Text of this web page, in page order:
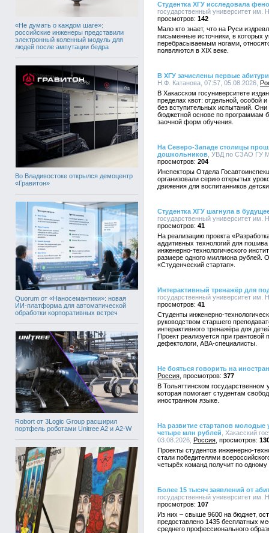
«Не думать о каждом шаге»:
российские инженеры представили
электронный коленный модуль для
людей после ампутации бедра
Во Владивостоке открылся демоцентр
«Гравитон»
Quorum от «Наносемантики»: новая
ИИ-платформа для автоматической
обработки корпоративных встреч
Robort от 3Logic Group расширил
портфель роботами Unitree A2 и A2-W
Студентка ХГУ исследовала
государственный университет им.
142
Мало кто знает, что на Руси
письменные источники, в которых
перебрасываемым ногами,
появляются в XIX веке.
В ХГУ зачислены первые
Н.Ф. Катанова, 07:57, 05.08.2026,
В Хакасском госуниверситете
пределах квот: отдельной, особой
без вступительных испытаний.
бюджетной основе по программам
заочной форм обучения.
На Северо-Западе столицы
дошкольников , УВД по СЗАО ГУ
204
Инспекторы Отдела
организовали серию открытых
движения для воспитанников
Студентка ХГУ шагнула в
государственный университет им.
41
На реализацию проекта
аддитивных технологий для
инженерно-технологического
размере одного миллиона рублей.
«Студенческий стартап».
Интерактивный тренажёр для
государственный университет им.
41
Студенты инженерно-
руководством старшего
интерактивного тренажёра для
Проект реализуется при грантовой
дефектологи, АВА-специалисты.
Не бояться говорить на
Россия
377
В Тольяттинском государственном
которая помогает студентам
иностранном языке.
На развитие стартапов
четыре млн рублей , Хакасский
03.08.2026, Россия
Проекты студентов инженерно-
стали победителями
четырёх команд получит по
Более 15 тысяч заявлений от
государственный университет им.
107
Из них – свыше 9600 на бюджет,
предоставлено 1435 бесплатных
среднего профессионального